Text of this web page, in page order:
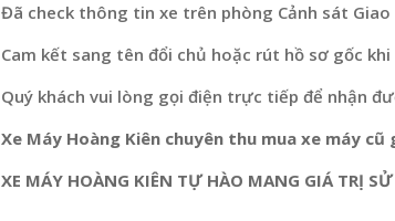
Đã check thông tin xe trên phòng Cảnh sát
Cam kết sang tên đổi chủ hoặc rút hồ sơ gốc
Quý khách vui lòng gọi điện trực tiếp để nhận
Xe Máy Hoàng Kiên chuyên thu mua xe máy
XE MÁY HOÀNG KIÊN TỰ HÀO MANG GIÁ TRỊ